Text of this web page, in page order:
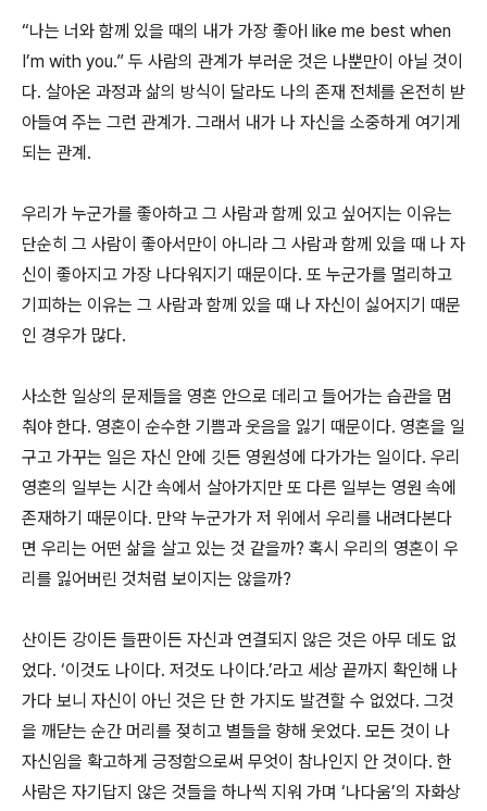
“나는 너와 함께 있을 때의 내가 가장 좋아I like me best when
I’m with you.” 두 사람의 관계가 부러운 것은 나뿐만이 아닐 것이
다. 살아온 과정과 삶의 방식이 달라도 나의 존재 전체를 온전히 받
아들여 주는 그런 관계가. 그래서 내가 나 자신을 소중하게 여기게
되는 관계.
우리가 누군가를 좋아하고 그 사람과 함께 있고 싶어지는 이유는
단순히 그 사람이 좋아서만이 아니라 그 사람과 함께 있을 때 나 자
신이 좋아지고 가장 나다워지기 때문이다. 또 누군가를 멀리하고
기피하는 이유는 그 사람과 함께 있을 때 나 자신이 싫어지기 때문
인 경우가 많다.
사소한 일상의 문제들을 영혼 안으로 데리고 들어가는 습관을 멈
춰야 한다. 영혼이 순수한 기쁨과 웃음을 잃기 때문이다. 영혼을 일
구고 가꾸는 일은 자신 안에 깃든 영원성에 다가가는 일이다. 우리
영혼의 일부는 시간 속에서 살아가지만 또 다른 일부는 영원 속에
존재하기 때문이다. 만약 누군가가 저 위에서 우리를 내려다본다
면 우리는 어떤 삶을 살고 있는 것 같을까? 혹시 우리의 영혼이 우
리를 잃어버린 것처럼 보이지는 않을까?
산이든 강이든 들판이든 자신과 연결되지 않은 것은 아무 데도 없
었다. ‘이것도 나이다. 저것도 나이다.’라고 세상 끝까지 확인해 나
가다 보니 자신이 아닌 것은 단 한 가지도 발견할 수 없었다. 그것
을 깨닫는 순간 머리를 젖히고 별들을 향해 웃었다. 모든 것이 나
자신임을 확고하게 긍정함으로써 무엇이 참나인지 안 것이다. 한
사람은 자기답지 않은 것들을 하나씩 지워 가며 ‘나다움’의 자화상